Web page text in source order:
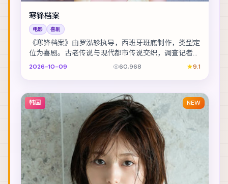
寒锋档案
电影 喜剧
《寒锋档案》由罗泓轸执导，西班牙班底制作，类型定
位为喜剧。古老传说与现代都市传说交织，调查记者在
追稿途中身陷险境。主演包括黄政民、刘德华、刘亦
2026-10-09 60,968 9.1
韩国 NEW